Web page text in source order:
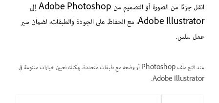
انقل جزءًا من الصورة أو التصميم من Adobe Photoshop إلى
Adobe Illustrator، مع الحفاظ على الجودة والطبقات، لضمان سير
عمل سلس.
عند فتح ملف Photoshop أو وضعه مع طبقات متعددة، يمكنك تعيين خيارات متنوعة في
Adobe Illustrator.